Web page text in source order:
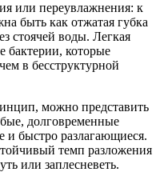
или переувлажнения: к
быть как отжатая губка
стоячей воды. Легкая
бактерии, которые
в бесструктурной
можно представить
долговременные
и быстро разлагающиеся.
темп разложения
или заплесневеть.